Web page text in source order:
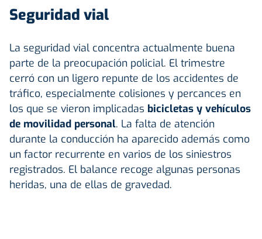
Seguridad vial
La seguridad vial concentra actualmente buena
parte de la preocupación policial. El trimestre
cerró con un ligero repunte de los accidentes de
tráfico, especialmente colisiones y percances en
los que se vieron implicadas bicicletas y vehículos
de movilidad personal. La falta de atención
durante la conducción ha aparecido además como
un factor recurrente en varios de los siniestros
registrados. El balance recoge algunas personas
heridas, una de ellas de gravedad.